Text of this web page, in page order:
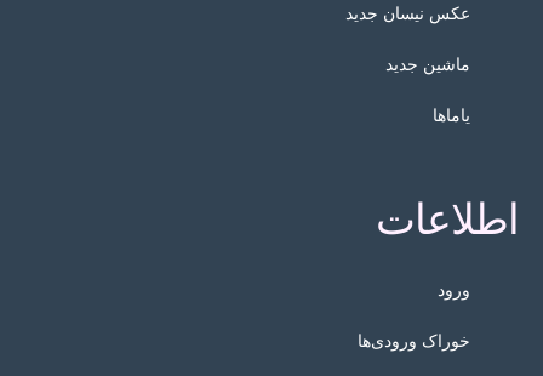
عکس نیسان جدید
ماشین جدید
یاماها
اطلاعات
ورود
خوراک ورودی‌ها